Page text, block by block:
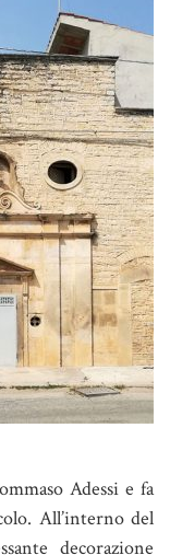
Adessi e fa
All’interno del
decorazione